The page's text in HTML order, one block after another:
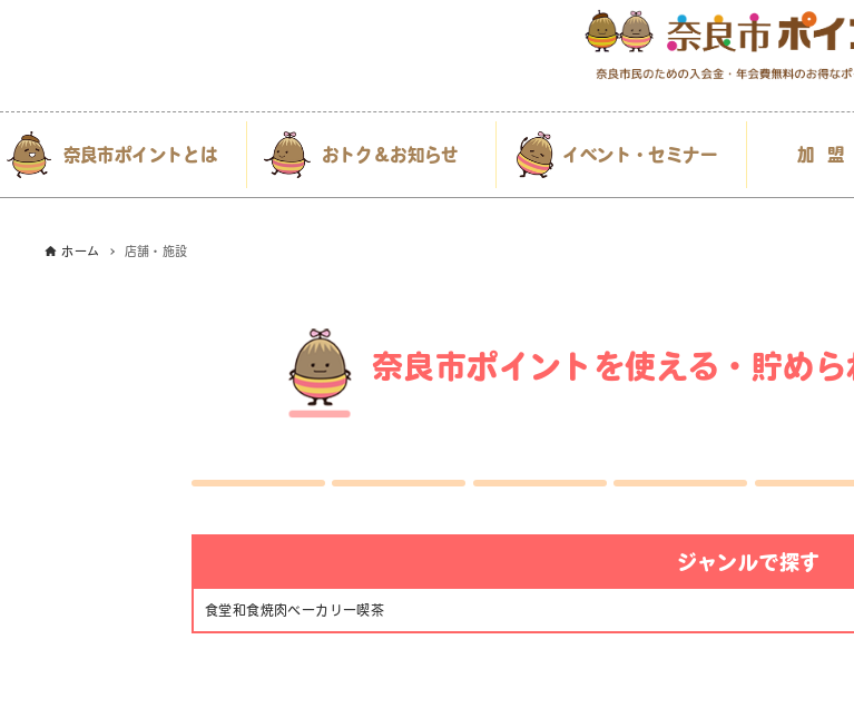
奈良市ポイントとは おトク＆お知らせ イベント・セミナー 加
ホーム 店舗・施設
奈良市ポイントを使える・貯め
ジャンルで探す
食堂和食焼肉ベーカリー喫茶